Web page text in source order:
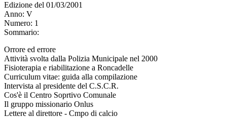
Edizione del 01/03/2001
Anno: V
Numero: 1
Sommario:
Orrore ed errore
Attività svolta dalla Polizia Municipale nel 2000
Fisioterapia e riabilitazione a Roncadelle
Curriculum vitae: guida alla compilazione
Intervista al presidente del C.S.C.R.
Cos'è il Centro Soprtivo Comunale
Il gruppo missionario Onlus
Lettere al direttore - Cmpo di calcio